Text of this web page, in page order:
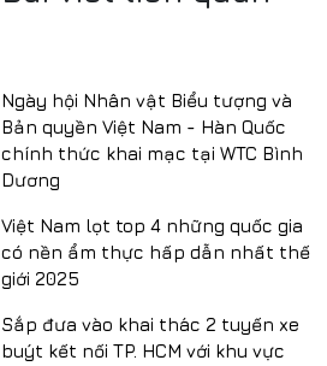
Ngày hội Nhân vật Biểu tượng và
Bản quyền Việt Nam - Hàn Quốc
chính thức khai mạc tại WTC Bình
Dương
Việt Nam lọt top 4 những quốc gia
có nền ẩm thực hấp dẫn nhất thế
giới 2025
Sắp đưa vào khai thác 2 tuyến xe
buýt kết nối TP. HCM với khu vực